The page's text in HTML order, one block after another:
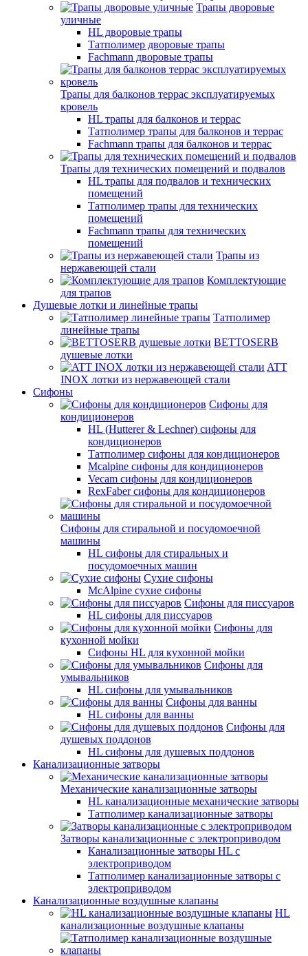
Трапы дворовые
уличные
HL дворовые трапы
Татполимер дворовые трапы
Fachmann дворовые трапы
Трапы для балконов террас эксплуатируемых
кровель
HL трапы для балконов и террас
Татполимер трапы для балконов и террас
Fachmann трапы для балконов и террас
Трапы для технических помещений и подвалов
HL трапы для подвалов и технических
помещений
Татполимер трапы для технических
помещений
Fachmann трапы для технических
помещений
Трапы из
нержавеющей стали
Комплектующие
для трапов
Душевые лотки и линейные трапы
Татполимер
линейные трапы
BETTOSERB
душевые лотки
ATT
INOX лотки из нержавеющей стали
Сифоны
Сифоны для
кондиционеров
HL (Hutterer & Lechner) сифоны для
кондиционеров
Татполимер сифоны для кондиционеров
Mcalpine сифоны для кондиционеров
Vecam сифоны для кондиционеров
RexFaber сифоны для кондиционеров
Сифоны для стиральной и посудомоечной
машины
HL сифоны для стиральных и
посудомоечных машин
Сухие сифоны
McAlpine сухие сифоны
Сифоны для писсуаров
HL сифоны для писсуаров
Сифоны для
кухонной мойки
Сифоны HL для кухонной мойки
Сифоны для
умывальников
HL сифоны для умывальников
Сифоны для ванны
HL сифоны для ванны
Сифоны для
душевых поддонов
HL сифоны для душевых поддонов
Канализационные затворы
Механические канализационные затворы
HL канализационные механические затворы
Татполимер канализационные затворы
Затворы канализационные с электроприводом
Канализационные затворы HL с
электроприводом
Татполимер канализационные затворы с
электроприводом
Канализационные воздушные клапаны
HL
канализационные воздушные клапаны